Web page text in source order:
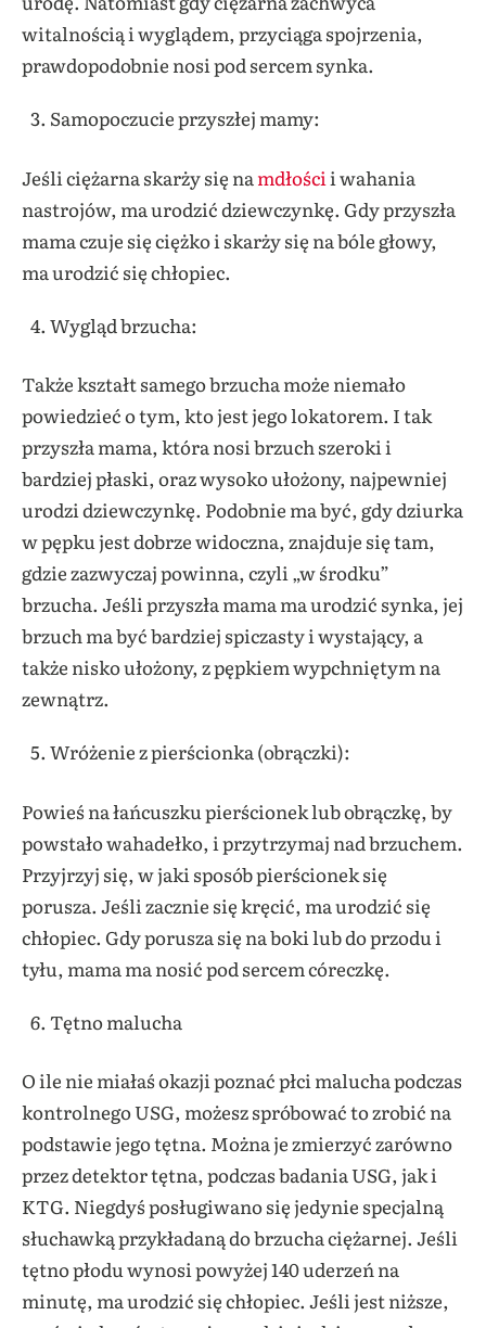
witalnością i wyglądem, przyciąga spojrzenia,
prawdopodobnie nosi pod sercem synka.
Samopoczucie przyszłej mamy:
Jeśli ciężarna skarży się na mdłości i wahania
nastrojów, ma urodzić dziewczynkę. Gdy przyszła
mama czuje się ciężko i skarży się na bóle głowy,
ma urodzić się chłopiec.
Wygląd brzucha:
Także kształt samego brzucha może niemało
powiedzieć o tym, kto jest jego lokatorem. I tak
przyszła mama, która nosi brzuch szeroki i
bardziej płaski, oraz wysoko ułożony, najpewniej
urodzi dziewczynkę. Podobnie ma być, gdy dziurka
w pępku jest dobrze widoczna, znajduje się tam,
gdzie zazwyczaj powinna, czyli „w środku”
brzucha. Jeśli przyszła mama ma urodzić synka, jej
brzuch ma być bardziej spiczasty i wystający, a
także nisko ułożony, z pępkiem wypchniętym na
zewnątrz.
Wróżenie z pierścionka (obrączki):
Powieś na łańcuszku pierścionek lub obrączkę, by
powstało wahadełko, i przytrzymaj nad brzuchem.
Przyjrzyj się, w jaki sposób pierścionek się
porusza. Jeśli zacznie się kręcić, ma urodzić się
chłopiec. Gdy porusza się na boki lub do przodu i
tyłu, mama ma nosić pod sercem córeczkę.
Tętno malucha
O ile nie miałaś okazji poznać płci malucha podczas
kontrolnego USG, możesz spróbować to zrobić na
podstawie jego tętna. Można je zmierzyć zarówno
przez detektor tętna, podczas badania USG, jak i
KTG. Niegdyś posługiwano się jedynie specjalną
słuchawką przykładaną do brzucha ciężarnej. Jeśli
tętno płodu wynosi powyżej 140 uderzeń na
minutę, ma urodzić się chłopiec. Jeśli jest niższe,